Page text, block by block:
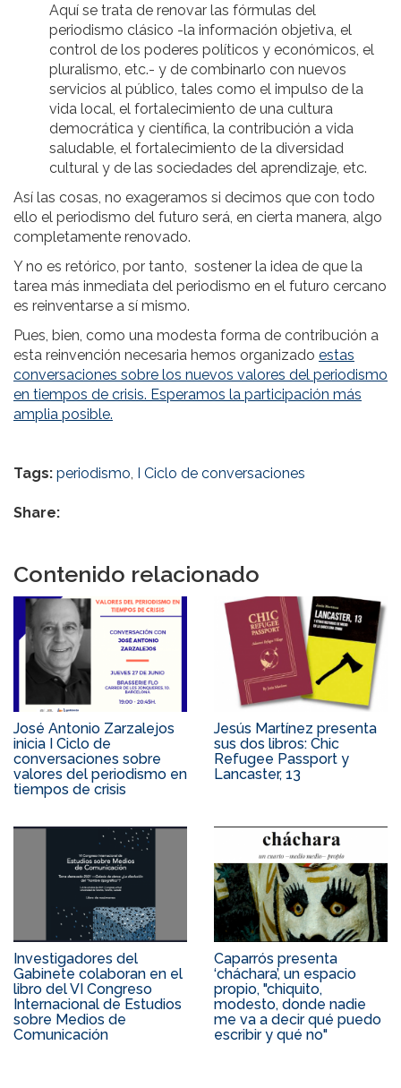
Aquí se trata de renovar las fórmulas del
periodismo clásico -la información objetiva, el
control de los poderes políticos y económicos, el
pluralismo, etc.- y de combinarlo con nuevos
servicios al público, tales como el impulso de la
vida local, el fortalecimiento de una cultura
democrática y científica, la contribución a vida
saludable, el fortalecimiento de la diversidad
cultural y de las sociedades del aprendizaje, etc.
Así las cosas, no exageramos si decimos que con todo
ello el periodismo del futuro será, en cierta manera, algo
completamente renovado.
Y no es retórico, por tanto, sostener la idea de que la
tarea más inmediata del periodismo en el futuro cercano
es reinventarse a sí mismo.
Pues, bien, como una modesta forma de contribución a
esta reinvención necesaria hemos organizado estas
conversaciones sobre los nuevos valores del periodismo
en tiempos de crisis. Esperamos la participación más
amplia posible.
Tags: periodismo I Ciclo de conversaciones
Share:
Contenido relacionado
José Antonio Zarzalejos
inicia I Ciclo de
conversaciones sobre
valores del periodismo en
tiempos de crisis
Jesús Martínez presenta
sus dos libros: Chic
Refugee Passport y
Lancaster, 13
Investigadores del
Gabinete colaboran en el
libro del VI Congreso
Internacional de Estudios
sobre Medios de
Comunicación
Caparrós presenta
‘cháchara’, un espacio
propio, "chiquito,
modesto, donde nadie
me va a decir qué puedo
escribir y qué no"